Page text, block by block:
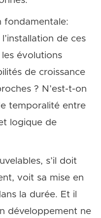
fondamentale:
de ces
évolutions
de croissance
? N’est-t-on
temporalité entre
logique de
s’il doit
voit sa mise en
la durée. Et il
développement ne